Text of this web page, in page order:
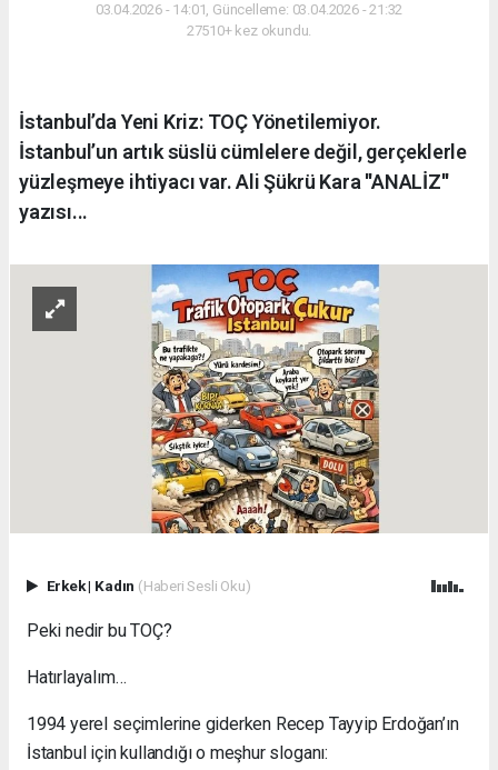
03.04.2026 - 14:01, Güncelleme: 03.04.2026 - 21:32
27510+ kez okundu.
İstanbul’da Yeni Kriz: TOÇ Yönetilemiyor.
İstanbul’un artık süslü cümlelere değil, gerçeklerle
yüzleşmeye ihtiyacı var. Ali Şükrü Kara ''ANALİZ''
yazısı...
Erkek| Kadın (Haberi Sesli Oku)
Peki nedir bu TOÇ?
Hatırlayalım…
1994 yerel seçimlerine giderken Recep Tayyip Erdoğan’ın
İstanbul için kullandığı o meşhur sloganı: